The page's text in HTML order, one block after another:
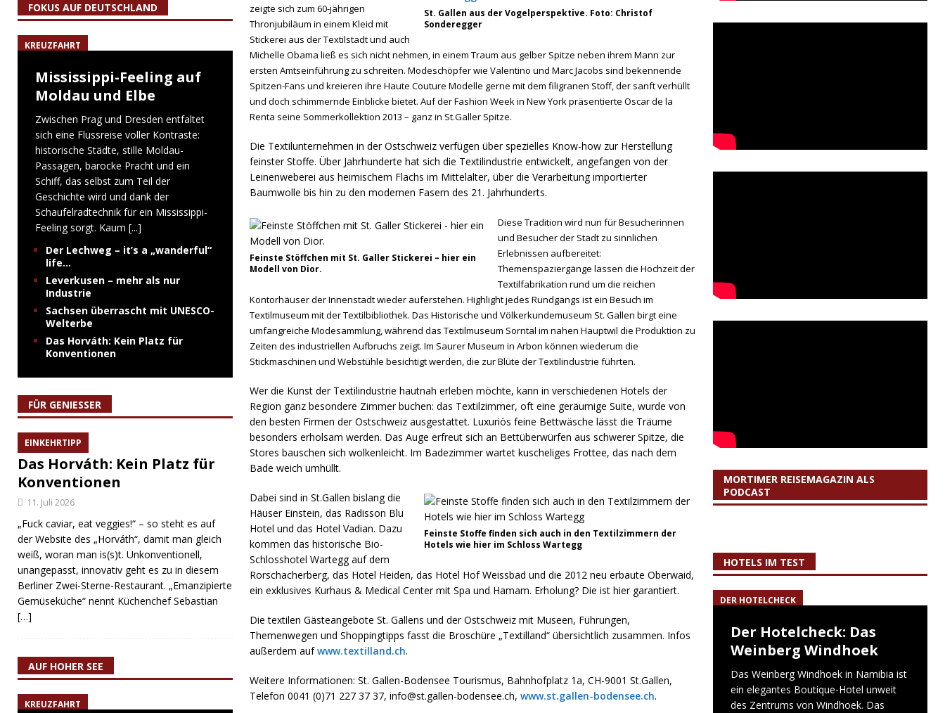
St. Gallen aus der Vogelperspektive. Foto: Christof
Sonderegger
zeigte sich zum 60-jährigen
Thronjubiläum in einem Kleid mit
Stickerei aus der Textilstadt und auch
Michelle Obama ließ es sich nicht nehmen, in einem Traum aus gelber Spitze neben ihrem Mann zur
ersten Amtseinführung zu schreiten. Modeschöpfer wie Valentino und Marc Jacobs sind bekennende
Spitzen-Fans und kreieren ihre Haute Couture Modelle gerne mit dem filigranen Stoff, der sanft verhüllt
und doch schimmernde Einblicke bietet. Auf der Fashion Week in New York präsentierte Oscar de la
Renta seine Sommerkollektion 2013 – ganz in St.Galler Spitze.
Die Textilunternehmen in der Ostschweiz verfügen über spezielles Know-how zur Herstellung
feinster Stoffe. Über Jahrhunderte hat sich die Textilindustrie entwickelt, angefangen von der
Leinenweberei aus heimischem Flachs im Mittelalter, über die Verarbeitung importierter
Baumwolle bis hin zu den modernen Fasern des 21. Jahrhunderts.
Feinste Stöffchen mit St. Galler Stickerei – hier ein
Modell von Dior.
Diese Tradition wird nun für Besucherinnen
und Besucher der Stadt zu sinnlichen
Erlebnissen aufbereitet:
Themenspaziergänge lassen die Hochzeit der
Textilfabrikation rund um die reichen
Kontorhäuser der Innenstadt wieder auferstehen. Highlight jedes Rundgangs ist ein Besuch im
Textilmuseum mit der Textilbibliothek. Das Historische und Völkerkundemuseum St. Gallen birgt eine
umfangreiche Modesammlung, während das Textilmuseum Sorntal im nahen Hauptwil die Produktion zu
Zeiten des industriellen Aufbruchs zeigt. Im Saurer Museum in Arbon können wiederum die
Stickmaschinen und Webstühle besichtigt werden, die zur Blüte der Textilindustrie führten.
Wer die Kunst der Textilindustrie hautnah erleben möchte, kann in verschiedenen Hotels der
Region ganz besondere Zimmer buchen: das Textilzimmer, oft eine geräumige Suite, wurde von
den besten Firmen der Ostschweiz ausgestattet. Luxuriös feine Bettwäsche lässt die Träume
besonders erholsam werden. Das Auge erfreut sich an Bettüberwürfen aus schwerer Spitze, die
Stores bauschen sich wolkenleicht. Im Badezimmer wartet kuscheliges Frottee, das nach dem
Bade weich umhüllt.
Feinste Stoffe finden sich auch in den Textilzimmern der
Hotels wie hier im Schloss Wartegg
Dabei sind in St.Gallen bislang die
Häuser Einstein, das Radisson Blu
Hotel und das Hotel Vadian. Dazu
kommen das historische Bio-
Schlosshotel Wartegg auf dem
Rorschacherberg, das Hotel Heiden, das Hotel Hof Weissbad und die 2012 neu erbaute Oberwaid,
ein exklusives Kurhaus & Medical Center mit Spa und Hamam. Erholung? Die ist hier garantiert.
Die textilen Gästeangebote St. Gallens und der Ostschweiz mit Museen, Führungen,
Themenwegen und Shoppingtipps fasst die Broschüre „Textilland“ übersichtlich zusammen. Infos
außerdem aufwww.textilland.ch.
Weitere Informationen: St. Gallen-Bodensee Tourismus, Bahnhofplatz 1a, CH-9001 St.Gallen,
Telefon 0041 (0)71 227 37 37, info@st.gallen-bodensee.ch, www.st.gallen-bodensee.ch.
FOKUS AUF DEUTSCHLAND
KREUZFAHRT
Mississippi-Feeling auf
Moldau und Elbe
Zwischen Prag und Dresden entfaltet
sich eine Flussreise voller Kontraste:
historische Städte, stille Moldau-
Passagen, barocke Pracht und ein
Schiff, das selbst zum Teil der
Geschichte wird und dank der
Schaufelradtechnik für ein Mississippi-
Feeling sorgt. Kaum [...]
Der Lechweg – it’s a „wanderful“
life…
Leverkusen – mehr als nur
Industrie
Sachsen überrascht mit UNESCO-
Welterbe
Das Horváth: Kein Platz für
Konventionen
FÜR GENIESSER
EINKEHRTIPP
Das Horváth: Kein Platz für
Konventionen
11. Juli 2026
„Fuck caviar, eat veggies!“ – so steht es auf
der Website des „Horváth“, damit man gleich
weiß, woran man is(s)t. Unkonventionell,
unangepasst, innovativ geht es zu in diesem
Berliner Zwei-Sterne-Restaurant. „Emanzipierte
Gemüseküche“ nennt Küchenchef Sebastian
[…]
AUF HOHER SEE
KREUZFAHRT
MORTIMER REISEMAGAZIN ALS
PODCAST
HOTELS IM TEST
DER HOTELCHECK
Der Hotelcheck: Das
Weinberg Windhoek
Das Weinberg Windhoek in Namibia ist
ein elegantes Boutique-Hotel unweit
des Zentrums von Windhoek. Das